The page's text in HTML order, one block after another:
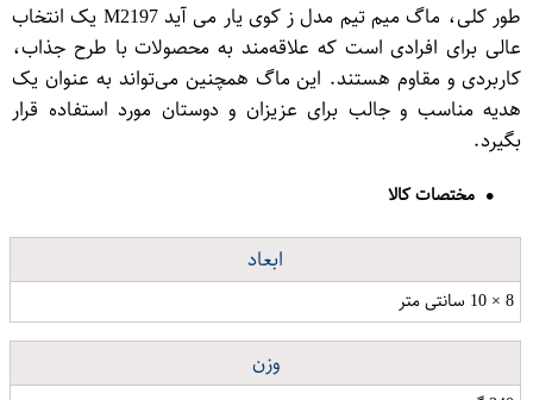
طور کلی، ماگ میم تیم مدل ز کوی یار می آید M2197 یک انتخاب
عالی برای افرادی است که علاقه‌مند به محصولات با طرح جذاب،
کاربردی و مقاوم هستند. این ماگ همچنین می‌تواند به عنوان یک
هدیه مناسب و جالب برای عزیزان و دوستان مورد استفاده قرار
بگیرد.
مختصات کالا
ابعاد
8 × 10 سانتی متر
وزن